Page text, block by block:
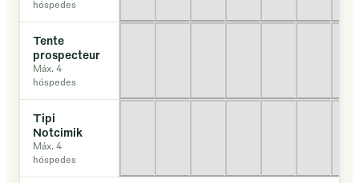
hóspedes
Tente
prospecteur
Máx. 4
hóspedes
Tipi
Notcimik
Máx. 4
hóspedes